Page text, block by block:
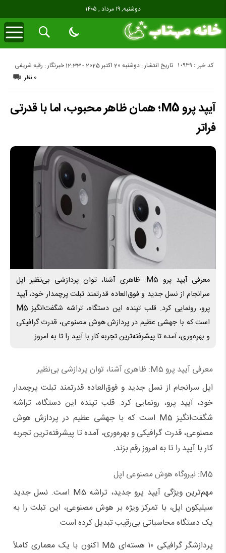
دوشنبه, ۱۹ مرداد , ۱۴۰۵
تاریخ انتشار : دوشنبه 20 اکتبر 2025 - 12:33 خبرنگار : رقیه شریفی کد خبر : 10939
0 نظر
آیپد پرو M5؛ همان ظاهر محبوب، اما با قدرتی
فراتر
معرفی آیپد پرو M5: ظاهری آشنا، توان پردازشی بی‌نظیر اپل
سرانجام از نسل جدید و فوق‌العاده قدرتمند تبلت پرچمدار خود، آیپد
پرو، رونمایی کرد. قلب تپنده این دستگاه، تراشه شگفت‌انگیز M5
است که با جهشی عظیم در پردازش هوش مصنوعی، قدرت گرافیکی
و بهره‌وری، آمده تا پیشرفته‌ترین تجربه کار با آیپد را تا به امروز
معرفی آیپد پرو M5: ظاهری آشنا، توان پردازشی بی‌نظیر
اپل سرانجام از نسل جدید و فوق‌العاده قدرتمند تبلت پرچمدار
خود، آیپد پرو، رونمایی کرد. قلب تپنده این دستگاه، تراشه
شگفت‌انگیز M5 است که با جهشی عظیم در پردازش هوش
مصنوعی، قدرت گرافیکی و بهره‌وری، آمده تا پیشرفته‌ترین تجربه
کار با آیپد را تا به امروز رقم بزند.
M5: نیروگاه هوش مصنوعی اپل
مهم‌ترین ویژگی آیپد پرو جدید، تراشه M5 است. نسل جدید
سیلیکون اپل، با تمرکز ویژه بر هوش مصنوعی، این تبلت را به
یک دستگاه محاسباتی بی‌رقیب تبدیل کرده است.
پردازشگر گرافیکی ۱۰ هسته‌ای M5 اکنون با یک معماری کاملاً